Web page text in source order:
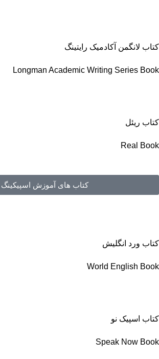
کتاب لانگمن آکادمیک رایتینگ
Longman Academic Writing Series Book
کتاب ریئل
Real Book
کتاب های آموزش اسپیکینگ
کتاب ورد انگلیش
World English Book
کتاب اسپیک نو
Speak Now Book